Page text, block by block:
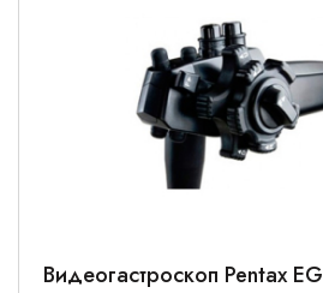
Видеогастроскоп Pentax